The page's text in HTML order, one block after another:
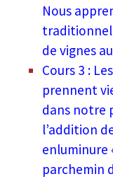
Nous
de vignes
Cours 3 :
prennent
dans notre
l’addition
enluminure
parchemin